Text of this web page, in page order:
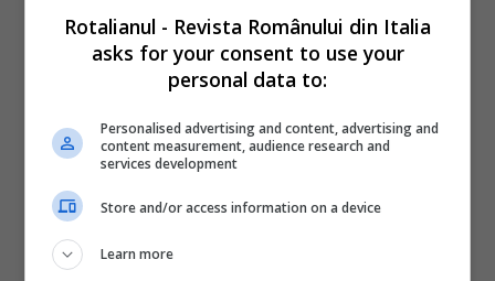
Rotalianul - Revista Românului din Italia
asks for your consent to use your
personal data to:
Personalised advertising and content, advertising and
content measurement, audience research and
services development
Store and/or access information on a device
Learn more